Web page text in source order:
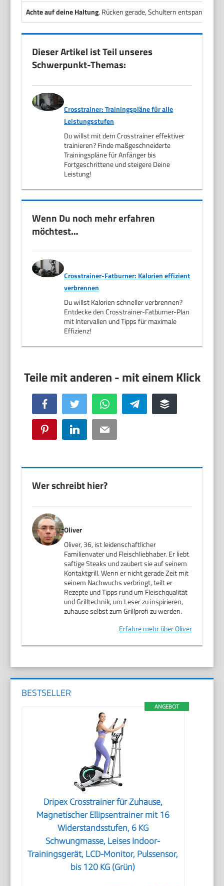
Achte auf deine Haltung. Rücken gerade, Schultern entspannt,
Dieser Artikel ist Teil unseres
Schwerpunkt-Themas:
Crosstrainer: Trainingspläne für alle
Leistungsstufen
Du willst mit dem Crosstrainer effektiver
trainieren? Finde maßgeschneiderte
Trainingspläne für Anfänger bis
Fortgeschrittene und steigere Deine
Leistung!
Wenn Du noch mehr erfahren
möchtest…
Crosstrainer-Fatburner: Kalorien effizient
verbrennen
Du willst Kalorien schneller verbrennen?
Entdecke den Crosstrainer-Fatburner-Plan
mit Intervallen und Tipps für maximale
Effizienz!
Facebook Twitter WhatsApp Telegram Buffer
Pinterest LinkedIn Email
Wer schreibt hier?
Oliver
Oliver, 36, ist leidenschaftlicher
Familienvater und Fleischliebhaber. Er liebt
saftige Steaks und zaubert sie auf seinem
Kontaktgrill. Wenn er nicht gerade Zeit mit
seinem Nachwuchs verbringt, teilt er
Rezepte und Tipps rund um Fleischqualität
und Grilltechnik, um Leser zu inspirieren,
zuhause selbst zum Grillprofi zu werden.
Erfahre mehr über Oliver
BESTSELLER
ANGEBOT
Dripex Crosstrainer für Zuhause,
Magnetischer Ellipsentrainer mit 16
Widerstandsstufen, 6 KG
Schwungmasse, Leises Indoor-
Trainingsgerät, LCD-Monitor, Pulssensor,
bis 120 KG (Grün)